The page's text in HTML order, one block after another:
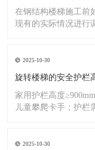
在钢结构楼梯施工前
现有的实际情况进行
2025-10-30
旋转楼梯的安全护栏
家用护栏高度
儿童攀爬卡手；护栏
2025-10-30